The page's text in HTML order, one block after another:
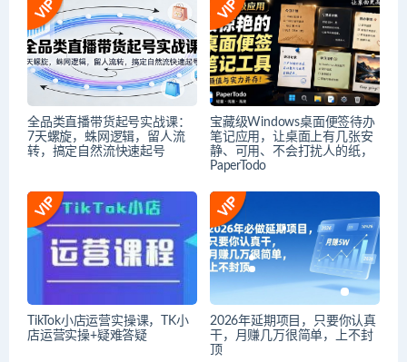
全品类直播带货起号实战课：
7天螺旋，蛛网逻辑，留人流
转，搞定自然流快速起号
宝藏级Windows桌面便签待办
笔记应用，让桌面上有几张安
静、可用、不会打扰人的纸，
PaperTodo
TikTok小店运营实操课，TK​小
店运营实操+疑难答疑
2026年延期项目，只要你认真
干，月赚几万很简单，上不封
顶